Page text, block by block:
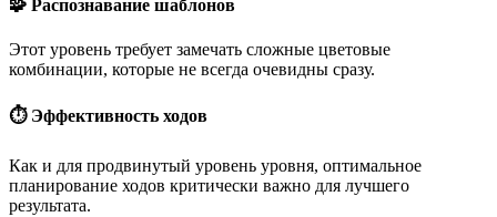
🧩 Распознавание шаблонов
Этот уровень требует замечать сложные цветовые
комбинации, которые не всегда очевидны сразу.
⏱️ Эффективность ходов
Как и для продвинутый уровень уровня, оптимальное
планирование ходов критически важно для лучшего
результата.